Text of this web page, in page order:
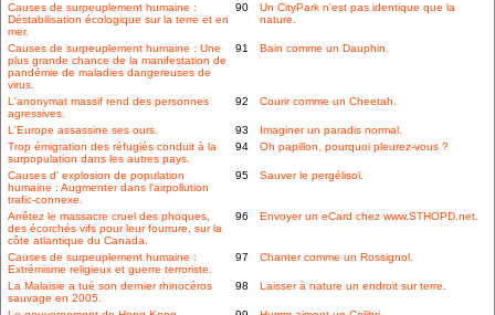
Causes de surpeuplement humaine :
Déstabilisation écologique sur la terre et en
mer.
90
Un CityPark n'est pas identique que la
nature.
Causes de surpeuplement humaine : Une
plus grande chance de la manifestation de
pandémie de maladies dangereuses de
virus.
91 Bain comme un Dauphin.
L'anonymat massif rend des personnes
agressives.
92 Courir comme un Cheetah.
L'Europe assassine ses ours. 93
Imaginer un paradis normal.
Trop émigration des réfugiés conduit à la
surpopulation dans les autres pays.
94 Oh papillon, pourquoi pleurez-vous ?
Causes d' explosion de population
humaine : Augmenter dans l'airpollution
trafic-connexe.
95 Sauver le pergélisol.
Arrêtez le massacre cruel des phoques,
des écorchés vifs pour leur fourrure, sur la
côte atlantique du Canada.
96 Envoyer un eCard chez www.STHOPD.net.
Causes de surpeuplement humaine :
Extrémisme religieux et guerre terroriste.
97 Chanter comme un Rossignol.
La Malaisie a tué son dernier rhinocéros
sauvage en 2005.
98 Laisser à nature un endroit sur terre.